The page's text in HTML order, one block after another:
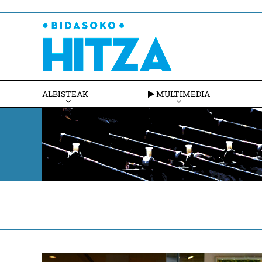
ALBISTEAK MULTIMEDIA